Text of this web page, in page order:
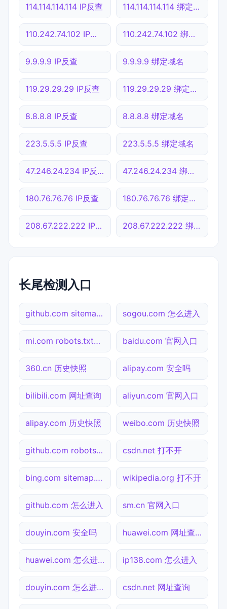
114.114.114.114 IP反查 114.114.114.114 绑定域名
110.242.74.102 IP反查 110.242.74.102 绑定域名
9.9.9.9 IP反查 9.9.9.9 绑定域名
119.29.29.29 IP反查 119.29.29.29 绑定域名
8.8.8.8 IP反查 8.8.8.8 绑定域名
223.5.5.5 IP反查 223.5.5.5 绑定域名
47.246.24.234 IP反查 47.246.24.234 绑定域名
180.76.76.76 IP反查 180.76.76.76 绑定域名
208.67.222.222 IP反查 208.67.222.222 绑定域名
长尾检测入口
github.com sitemap.xml检测 sogou.com 怎么进入
mi.com robots.txt检测 baidu.com 官网入口
360.cn 历史快照 alipay.com 安全吗
bilibili.com 网址查询 aliyun.com 官网入口
alipay.com 历史快照 weibo.com 历史快照
github.com robots.txt检测 csdn.net 打不开
bing.com sitemap.xml检测 wikipedia.org 打不开
github.com 怎么进入 sm.cn 官网入口
douyin.com 安全吗 huawei.com 网址查询
huawei.com 怎么进入 ip138.com 怎么进入
douyin.com 怎么进入 csdn.net 网址查询